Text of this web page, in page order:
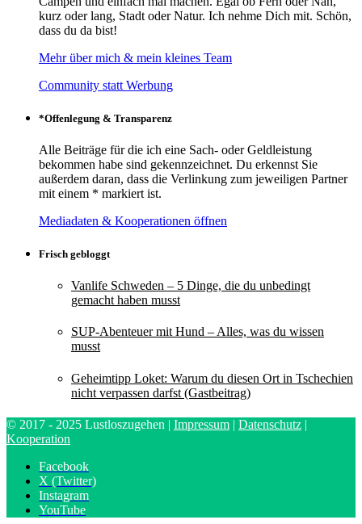
kurz oder lang, Stadt oder Natur. Ich nehme Dich mit. Schön,
dass du da bist!
Mehr über mich & mein kleines Team
Community statt Werbung
*Offenlegung & Transparenz
Alle Beiträge für die ich eine Sach- oder Geldleistung
bekommen habe sind gekennzeichnet. Du erkennst Sie
außerdem daran, dass die Verlinkung zum jeweiligen Partner
mit einem * markiert ist.
Mediadaten & Kooperationen öffnen
Frisch gebloggt
Vanlife Schweden – 5 Dinge, die du unbedingt
gemacht haben musst
SUP-Abenteuer mit Hund – Alles, was du wissen
musst
Geheimtipp Loket: Warum du diesen Ort in Tschechien
nicht verpassen darfst (Gastbeitrag)
© 2017 - 2025 Lustloszugehen | Impressum | Datenschutz |
Kooperation
Facebook
X (Twitter)
Instagram
YouTube